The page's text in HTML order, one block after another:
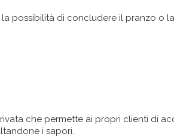
possibilità di concludere il pranzo
che permette ai propri clienti di
i sapori.